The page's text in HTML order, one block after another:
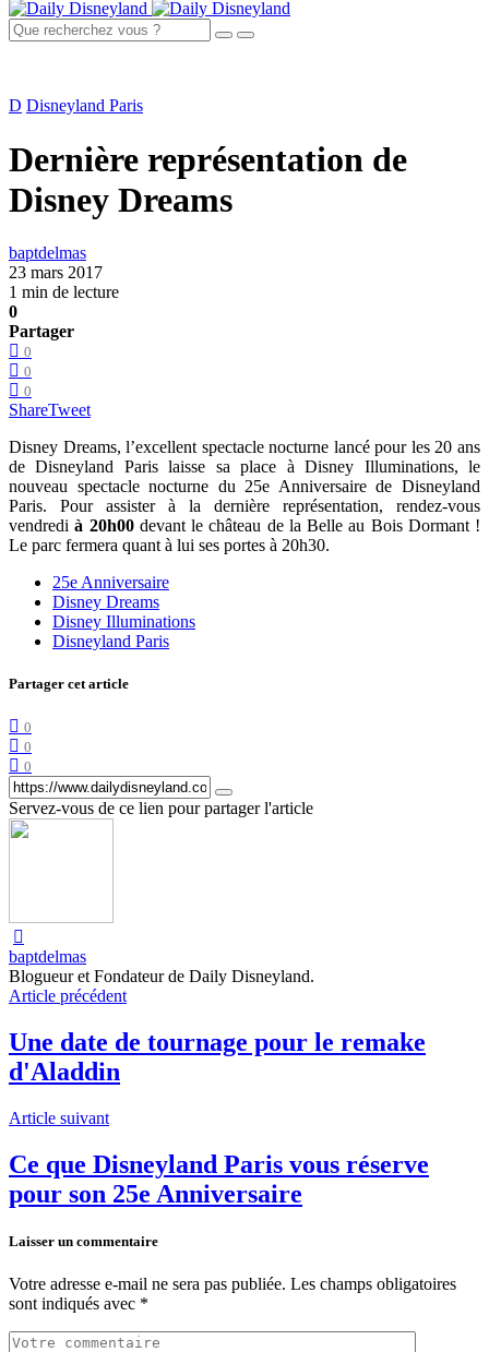
D Disneyland Paris
Dernière représentation de
Disney Dreams
baptdelmas
23 mars 2017
1 min de lecture
0
Partager
0
0
0
ShareTweet
Disney Dreams, l’excellent spectacle nocturne lancé pour les 20 ans
de Disneyland Paris laisse sa place à Disney Illuminations, le
nouveau spectacle nocturne du 25e Anniversaire de Disneyland
Paris. Pour assister à la dernière représentation, rendez-vous
vendredià 20h00devant le château de la Belle au Bois Dormant !
Le parc fermera quant à lui ses portes à 20h30.
25e Anniversaire
Disney Dreams
Disney Illuminations
Disneyland Paris
Partager cet article
0
0
0
Servez-vous de ce lien pour partager l'article
baptdelmas
Blogueur et Fondateur de Daily Disneyland.
Article précédent
Une date de tournage pour le remake
d'Aladdin
Article suivant
Ce que Disneyland Paris vous réserve
pour son 25e Anniversaire
Laisser un commentaire
Votre adresse e-mail ne sera pas publiée. Les champs obligatoires
sont indiqués avec *